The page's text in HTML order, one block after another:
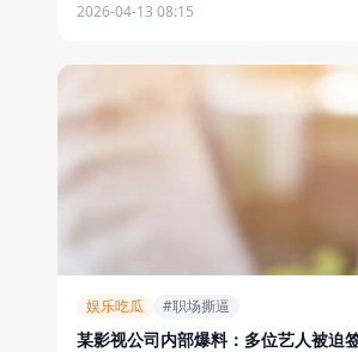
2026-04-13 08:15
娱乐吃瓜 #职场撕逼
某影视公司内部爆料：多位艺人被迫